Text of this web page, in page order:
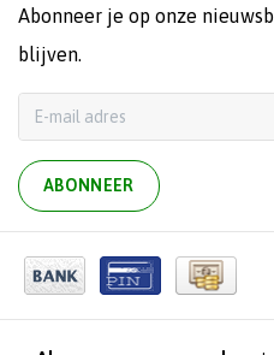
Abonneer je op onze
blijven.
ABONNEER